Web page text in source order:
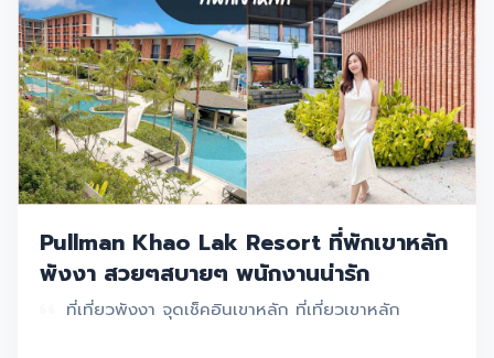
Pullman Khao Lak Resort ที่พักเขาหลัก
พังงา สวยๆสบายๆ พนักงานน่ารัก
ที่เที่ยวพังงา จุดเช็คอินเขาหลัก ที่เที่ยวเขาหลัก